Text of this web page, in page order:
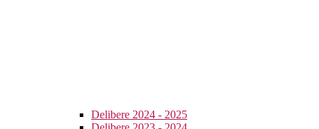
Delibere 2024 - 2025